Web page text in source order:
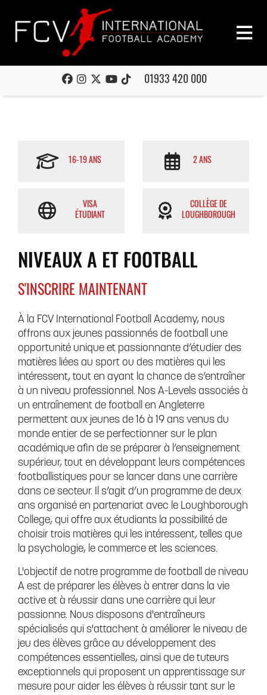
01933 420 000
16-19 ANS 2 ANS
VISA
ÉTUDIANT
COLLÈGE DE
LOUGHBOROUGH
NIVEAUX A ET FOOTBALL
S'INSCRIRE MAINTENANT
À la FCV International Football Academy, nous
offrons aux jeunes passionnés de football une
opportunité unique et passionnante d’étudier des
matières liées au sport ou des matières qui les
intéressent, tout en ayant la chance de s’entraîner
à un niveau professionnel. Nos A-Levels associés à
un entraînement de football en Angleterre
permettent aux jeunes de 16 à 19 ans venus du
monde entier de se perfectionner sur le plan
académique afin de se préparer à l’enseignement
supérieur, tout en développant leurs compétences
footballistiques pour se lancer dans une carrière
dans ce secteur. Il s’agit d’un programme de deux
ans organisé en partenariat avec le Loughborough
College, qui offre aux étudiants la possibilité de
choisir trois matières qui les intéressent, telles que
la psychologie, le commerce et les sciences.
L'objectif de notre programme de football de niveau
A est de préparer les élèves à entrer dans la vie
active et à réussir dans une carrière qui leur
passionne. Nous disposons d'entraîneurs
spécialisés qui s'attachent à améliorer le niveau de
jeu des élèves grâce au développement des
compétences essentielles, ainsi que de tuteurs
exceptionnels qui proposent un apprentissage sur
mesure pour aider les élèves à réussir tant sur le